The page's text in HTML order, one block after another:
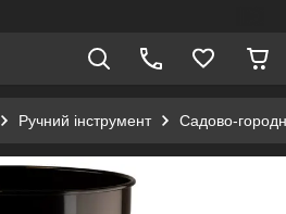
Ручний інструмент Садово-